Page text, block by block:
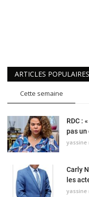
ARTICLES POPULAIRES
Cette semaine
RDC :
pas un
yassine
Carly
les
yassine